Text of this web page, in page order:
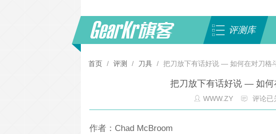
评测库
首页 / 评测 / 刀具 / 把刀放下有话好说 — 如何在对刀格
把刀放下有话好说 — 如何
WWW.ZY 评论已
作者：Chad McBroom